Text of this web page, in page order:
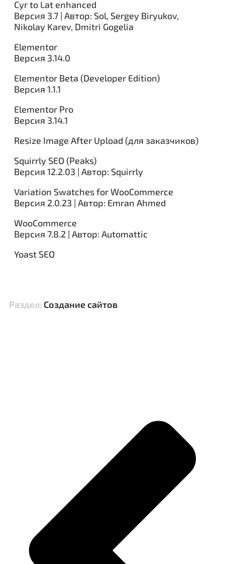
Cyr to Lat enhanced
Версия 3.7 | Автор: Sol, Sergey Biryukov,
Nikolay Karev, Dmitri Gogelia
Elementor
Версия 3.14.0
Elementor Beta (Developer Edition)
Версия 1.1.1
Elementor Pro
Версия 3.14.1
Resize Image After Upload (для заказчиков)
Squirrly SEO (Peaks)
Версия 12.2.03 | Автор: Squirrly
Variation Swatches for WooCommerce
Версия 2.0.23 | Автор: Emran Ahmed
WooCommerce
Версия 7.8.2 | Автор: Automattic
Yoast SEO
Раздел: Создание сайтов